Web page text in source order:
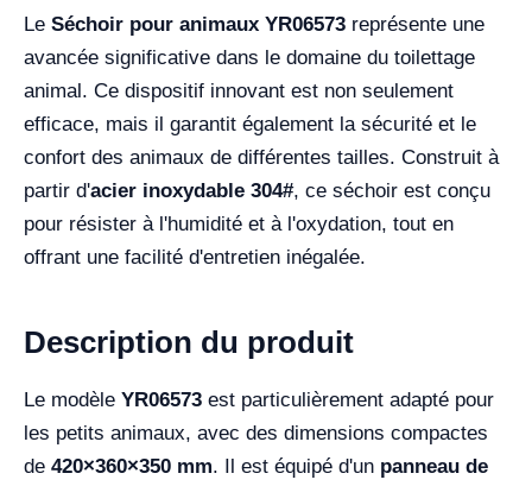
Le Séchoir pour animaux YR06573 représente une
avancée significative dans le domaine du toilettage
animal. Ce dispositif innovant est non seulement
efficace, mais il garantit également la sécurité et le
confort des animaux de différentes tailles. Construit à
partir d'acier inoxydable 304#, ce séchoir est conçu
pour résister à l'humidité et à l'oxydation, tout en
offrant une facilité d'entretien inégalée.
Description du produit
Le modèle YR06573 est particulièrement adapté pour
les petits animaux, avec des dimensions compactes
de 420×360×350 mm. Il est équipé d'un panneau de